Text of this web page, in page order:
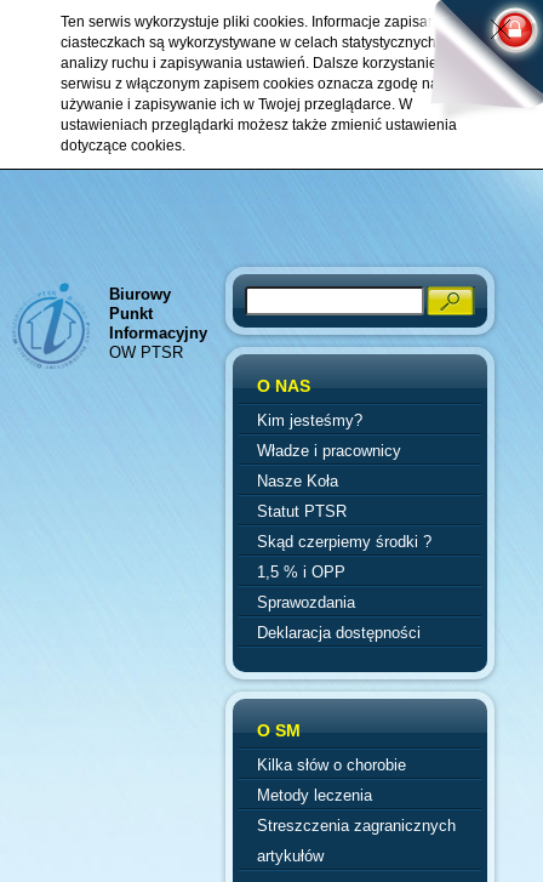
Ten serwis wykorzystuje pliki cookies. Informacje zapisane w
ciasteczkach są wykorzystywane w celach statystycznych,
analizy ruchu i zapisywania ustawień. Dalsze korzystanie z
serwisu z włączonym zapisem cookies oznacza zgodę na ich
używanie i zapisywanie ich w Twojej przeglądarce. W
ustawieniach przeglądarki możesz także zmienić ustawienia
dotyczące cookies.
Biurowy
Punkt
Informacyjny
OW PTSR
Search
O NAS
Kim jesteśmy?
Władze i pracownicy
Nasze Koła
Statut PTSR
Skąd czerpiemy środki ?
1,5 % i OPP
Sprawozdania
Deklaracja dostępności
O SM
Kilka słów o chorobie
Metody leczenia
Streszczenia zagranicznych
artykułów